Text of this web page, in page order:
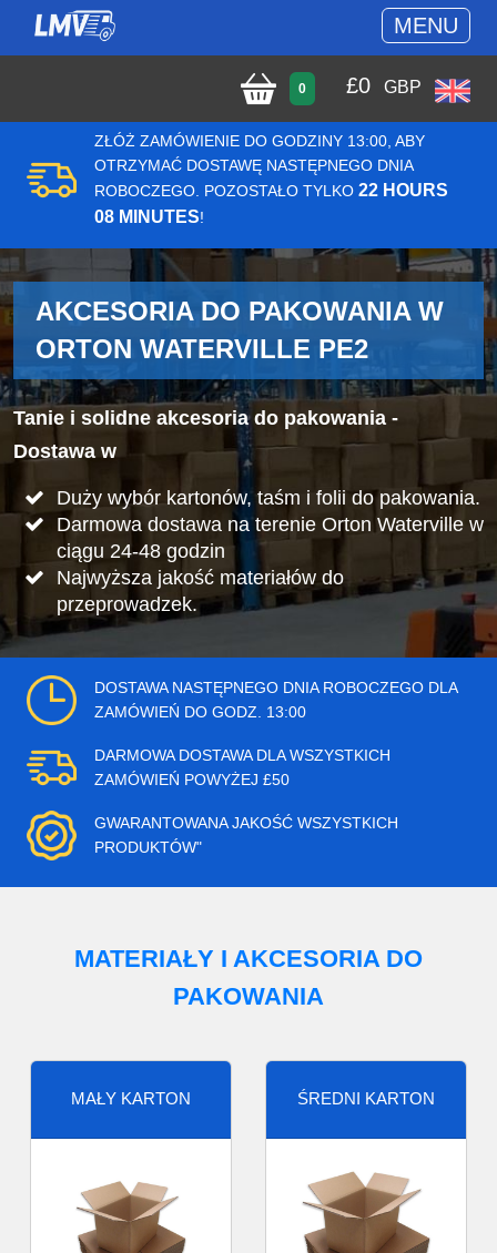
MENU
0 £0 GBP
ZŁÓŻ ZAMÓWIENIE DO GODZINY 13:00, ABY
OTRZYMAĆ DOSTAWĘ NASTĘPNEGO DNIA
ROBOCZEGO. POZOSTAŁO TYLKO 22 HOURS
08 MINUTES!
AKCESORIA DO PAKOWANIA W
ORTON WATERVILLE PE2
Tanie i solidne akcesoria do pakowania -
Dostawa w
Duży wybór kartonów, taśm i folii do pakowania.
Darmowa dostawa na terenie Orton Waterville w
ciągu 24-48 godzin
Najwyższa jakość materiałów do
przeprowadzek.
DOSTAWA NASTĘPNEGO DNIA ROBOCZEGO DLA
ZAMÓWIEŃ DO GODZ. 13:00
DARMOWA DOSTAWA DLA WSZYSTKICH
ZAMÓWIEŃ POWYŻEJ £50
GWARANTOWANA JAKOŚĆ WSZYSTKICH
PRODUKTÓW"
MATERIAŁY I AKCESORIA DO
PAKOWANIA
MAŁY KARTON ŚREDNI KARTON